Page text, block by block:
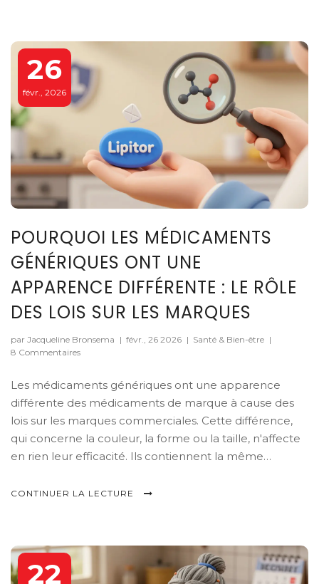
26
févr., 2026
POURQUOI LES MÉDICAMENTS
GÉNÉRIQUES ONT UNE
APPARENCE DIFFÉRENTE : LE RÔLE
DES LOIS SUR LES MARQUES
par Jacqueline Bronsema | févr., 26 2026 | Santé & Bien-être |
8 Commentaires
Les médicaments génériques ont une apparence
différente des médicaments de marque à cause des
lois sur les marques commerciales. Cette différence,
qui concerne la couleur, la forme ou la taille, n'affecte
en rien leur efficacité. Ils contiennent la même
CONTINUER LA LECTURE
22